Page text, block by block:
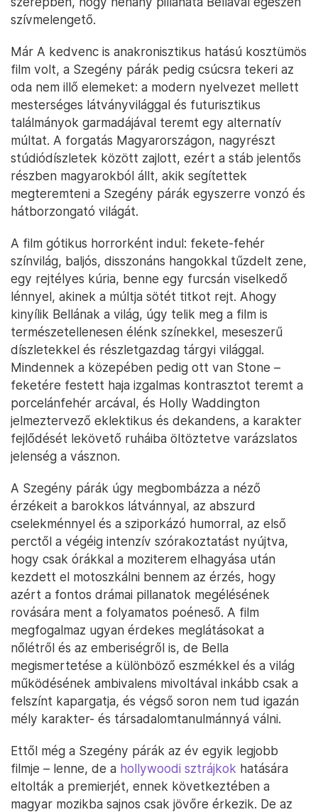
szívmelengető.
Már A kedvenc is anakronisztikus hatású kosztümös
film volt, a Szegény párák pedig csúcsra tekeri az
oda nem illő elemeket: a modern nyelvezet mellett
mesterséges látványvilággal és futurisztikus
találmányok garmadájával teremt egy alternatív
múltat. A forgatás Magyarországon, nagyrészt
stúdiódíszletek között zajlott, ezért a stáb jelentős
részben magyarokból állt, akik segítettek
megteremteni a Szegény párák egyszerre vonzó és
hátborzongató világát.
A film gótikus horrorként indul: fekete-fehér
színvilág, baljós, disszonáns hangokkal tűzdelt zene,
egy rejtélyes kúria, benne egy furcsán viselkedő
lénnyel, akinek a múltja sötét titkot rejt. Ahogy
kinyílik Bellának a világ, úgy telik meg a film is
természetellenesen élénk színekkel, meseszerű
díszletekkel és részletgazdag tárgyi világgal.
Mindennek a közepében pedig ott van Stone –
feketére festett haja izgalmas kontrasztot teremt a
porcelánfehér arcával, és Holly Waddington
jelmeztervező eklektikus és dekandens, a karakter
fejlődését lekövető ruháiba öltöztetve varázslatos
jelenség a vásznon.
A Szegény párák úgy megbombázza a néző
érzékeit a barokkos látvánnyal, az abszurd
cselekménnyel és a sziporkázó humorral, az első
perctől a végéig intenzív szórakoztatást nyújtva,
hogy csak órákkal a moziterem elhagyása után
kezdett el motoszkálni bennem az érzés, hogy
azért a fontos drámai pillanatok megélésének
rovására ment a folyamatos poéneső. A film
megfogalmaz ugyan érdekes meglátásokat a
nőlétről és az emberiségről is, de Bella
megismertetése a különböző eszmékkel és a világ
működésének ambivalens mivoltával inkább csak a
felszínt kapargatja, és végső soron nem tud igazán
mély karakter- és társadalomtanulmánnyá válni.
Ettől még a Szegény párák az év egyik legjobb
filmje – lenne, de a hollywoodi sztrájkok hatására
eltolták a premierjét, ennek következtében a
magyar mozikba sajnos csak jövőre érkezik. De az